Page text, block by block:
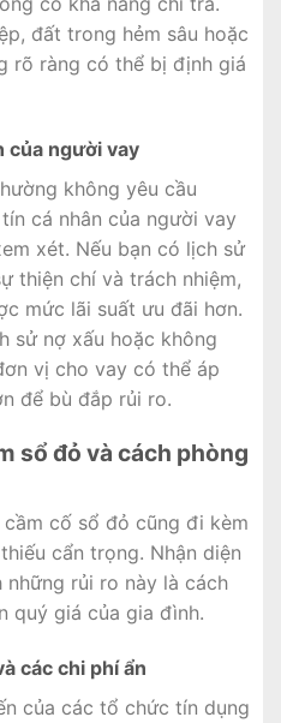
đất trong hẻm sâu hoặc
rõ ràng có thể bị định giá
của người vay
không yêu cầu
cá nhân của người vay
xét. Nếu bạn có lịch sử
thiện chí và trách nhiệm,
mức lãi suất ưu đãi hơn.
sử nợ xấu hoặc không
vị cho vay có thể áp
để bù đắp rủi ro.
sổ đỏ và cách phòng
cố sổ đỏ cũng đi kèm
cẩn trọng. Nhận diện
rủi ro này là cách
quý giá của gia đình.
các chi phí ẩn
của các tổ chức tín dụng